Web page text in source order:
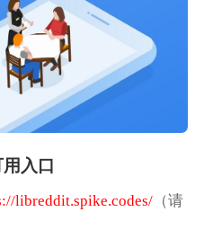
入口
libreddit.spike.codes/（请